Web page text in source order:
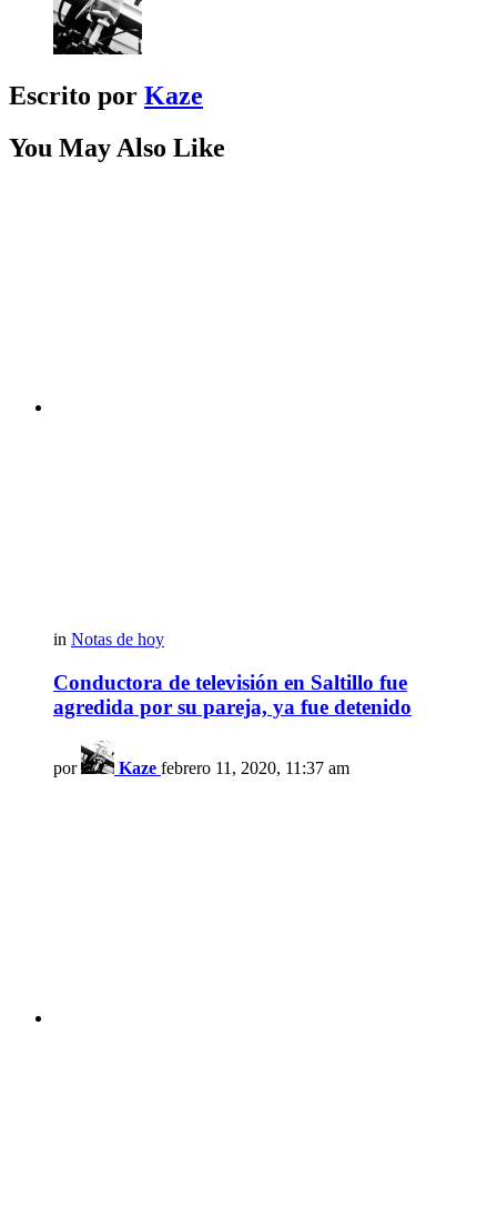
Escrito por Kaze
You May Also Like
in Notas de hoy
Conductora de televisión en Saltillo fue
agredida por su pareja, ya fue detenido
por Kaze febrero 11, 2020, 11:37 am